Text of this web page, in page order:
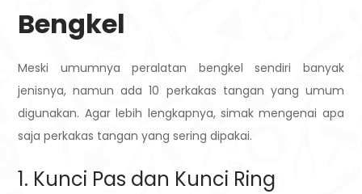
Bengkel
Meski umumnya peralatan bengkel sendiri banyak
jenisnya, namun ada 10 perkakas tangan yang umum
digunakan. Agar lebih lengkapnya, simak mengenai apa
saja perkakas tangan yang sering dipakai.
1. Kunci Pas dan Kunci Ring